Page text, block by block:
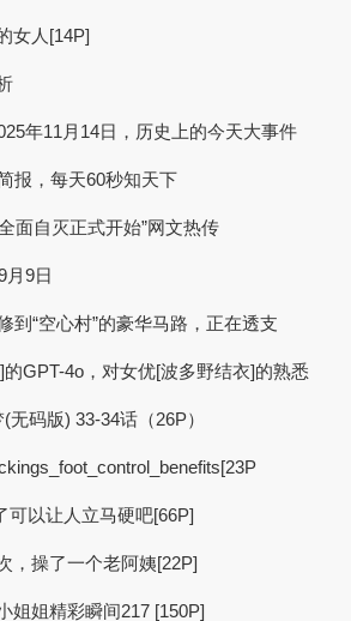
女人[14P]
年11月14日，历史上的今天大事件
报，每天60秒知天下
面自灭正式开始”网文热传
月9日
到“空心村”的豪华马路，正在透支
GPT-4o，对女优[波多野结衣]的熟悉
无码版) 33-34话（26P）
可以让人立马硬吧[66P]
，操了一个老阿姨[22P]
姐姐精彩瞬间217 [150P]